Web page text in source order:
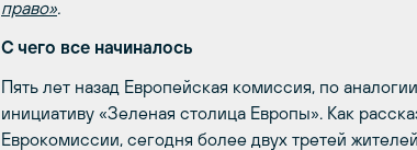
право».
С чего все начиналось
Пять лет назад Европейская комиссия, по
инициативу «Зеленая столица Европы». Как
Еврокомиссии, сегодня более двух третей